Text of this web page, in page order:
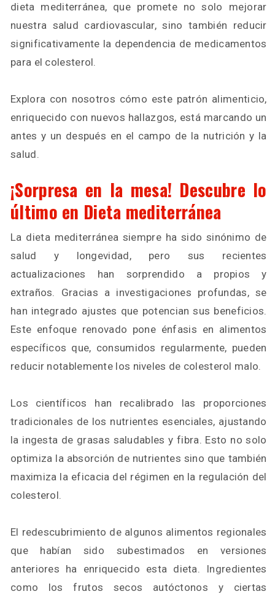
dieta mediterránea, que promete no solo mejorar
nuestra salud cardiovascular, sino también reducir
significativamente la dependencia de medicamentos
para el colesterol.
Explora con nosotros cómo este patrón alimenticio,
enriquecido con nuevos hallazgos, está marcando un
antes y un después en el campo de la nutrición y la
salud.
¡Sorpresa en la mesa! Descubre lo
último en Dieta mediterránea
La dieta mediterránea siempre ha sido sinónimo de
salud y longevidad, pero sus recientes
actualizaciones han sorprendido a propios y
extraños. Gracias a investigaciones profundas, se
han integrado ajustes que potencian sus beneficios.
Este enfoque renovado pone énfasis en alimentos
específicos que, consumidos regularmente, pueden
reducir notablemente los niveles de colesterol malo.
Los científicos han recalibrado las proporciones
tradicionales de los nutrientes esenciales, ajustando
la ingesta de grasas saludables y fibra. Esto no solo
optimiza la absorción de nutrientes sino que también
maximiza la eficacia del régimen en la regulación del
colesterol.
El redescubrimiento de algunos alimentos regionales
que habían sido subestimados en versiones
anteriores ha enriquecido esta dieta. Ingredientes
como los frutos secos autóctonos y ciertas